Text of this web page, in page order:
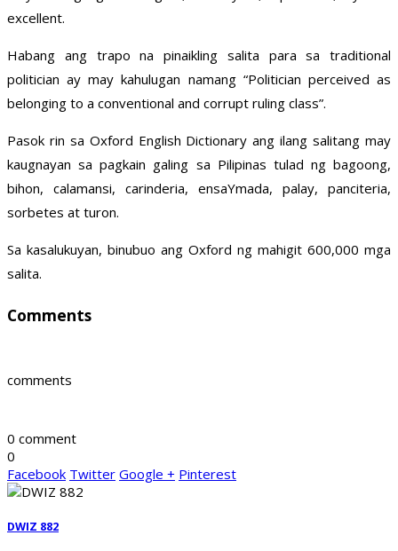
excellent.
Habang ang trapo na pinaikling salita para sa traditional
politician ay may kahulugan namang “Politician perceived as
belonging to a conventional and corrupt ruling class”.
Pasok rin sa Oxford English Dictionary ang ilang salitang may
kaugnayan sa pagkain galing sa Pilipinas tulad ng bagoong,
bihon, calamansi, carinderia, ensaYmada, palay, panciteria,
sorbetes at turon.
Sa kasalukuyan, binubuo ang Oxford ng mahigit 600,000 mga
salita.
Comments
comments
0 comment
0
Facebook Twitter Google + Pinterest
DWIZ 882